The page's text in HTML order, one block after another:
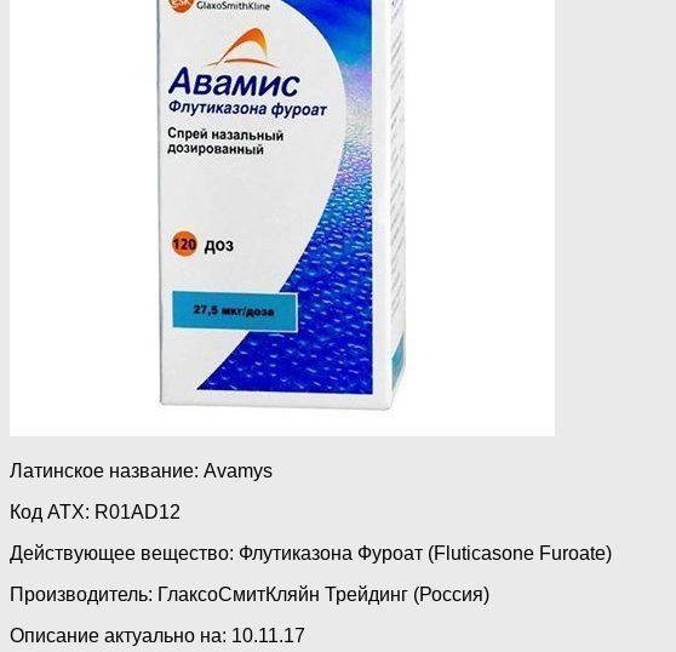
Латинское название: Avamys
Код ATX: R01AD12
Действующее вещество: Флутиказона Фуроат (Fluticasone Furoate)
Производитель: ГлаксоСмитКляйн Трейдинг (Россия)
Описание актуально на: 10.11.17